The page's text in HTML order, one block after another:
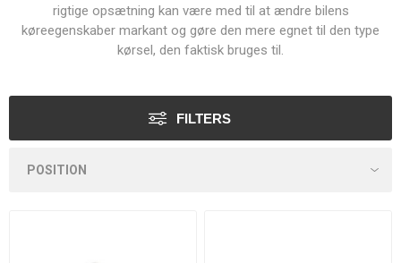
rigtige opsætning kan være med til at ændre bilens
køreegenskaber markant og gøre den mere egnet til den type
kørsel, den faktisk bruges til.
FILTERS